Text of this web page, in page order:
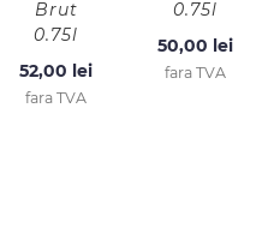
Brut
0.75l
52,00 lei
fara TVA
0.75l
50,00 lei
fara TVA